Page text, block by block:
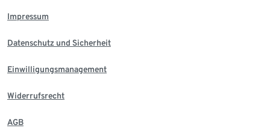
Impressum
Datenschutz und Sicherheit
Einwilligungsmanagement
Widerrufsrecht
AGB